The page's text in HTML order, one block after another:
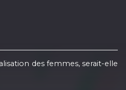
des femmes, serait-elle